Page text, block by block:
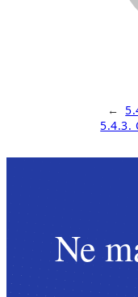
←
5.4.3.
Ne